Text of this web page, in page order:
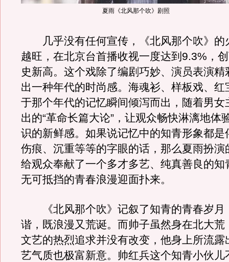
夏雨《北风那个吹》剧照
几乎没有任何宣传，《北风那个吹》的
越旺，在北京台首播收视一度达到9.3%，
史新高。这个戏除了编剧巧妙、演员表演精
出一种年代的时尚感。海魂衫、样板戏、红
于那个年代的记忆瞬间倾泻而出，随着男女
出的“革命长篇大论”，让观众畅快淋漓地体
识的新鲜感。如果说记忆中的知青形象都是
伤痕、沉重等等的字眼的话，那么夏雨扮演
给观众奉献了一个多才多艺、纯真善良的知
无可抵挡的青春浪漫迎面扑来。
《北风那个吹》记叙了知青的青春岁月
谐，既浪漫又荒诞。而帅子虽然身在北大荒
文艺的热烈追求并没有改变，他身上所流露
艺气质也极富新意。帅红兵这个知青小伙儿